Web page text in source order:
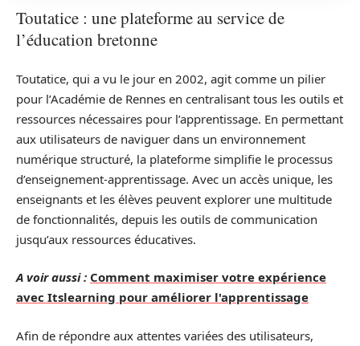
Toutatice : une plateforme au service de
l’éducation bretonne
Toutatice, qui a vu le jour en 2002, agit comme un pilier
pour l’Académie de Rennes en centralisant tous les outils et
ressources nécessaires pour l’apprentissage. En permettant
aux utilisateurs de naviguer dans un environnement
numérique structuré, la plateforme simplifie le processus
d’enseignement-apprentissage. Avec un accès unique, les
enseignants et les élèves peuvent explorer une multitude
de fonctionnalités, depuis les outils de communication
jusqu’aux ressources éducatives.
A voir aussi : Comment maximiser votre expérience
avec Itslearning pour améliorer l'apprentissage
Afin de répondre aux attentes variées des utilisateurs,